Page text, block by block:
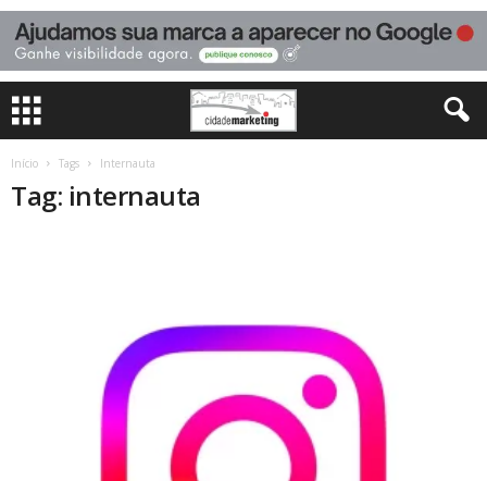
Início Tags Internauta
Tag: internauta